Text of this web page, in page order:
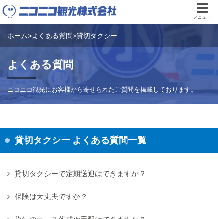
メニュー
ホーム>よくある質問>貸切タクシー
よくある質問
ニコニコ観光にお客様から寄せられたご質問を掲載しております。
貸切タクシー よくある質問一覧
貸切タクシーで定期送迎はできますか？
保険は大丈夫ですか？